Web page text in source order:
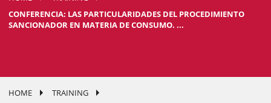
CONFERENCIA: LAS PARTICULARIDADES DEL PROCEDIMIENTO
SANCIONADOR EN MATERIA DE CONSUMO. ...
HOME
TRAINING